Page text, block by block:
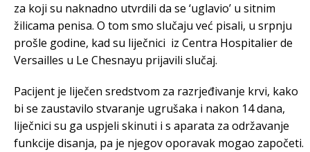
za koji su naknadno utvrdili da se ‘uglavio’ u sitnim
žilicama penisa. O tom smo slučaju već pisali, u srpnju
prošle godine, kad su liječnici iz Centra Hospitalier de
Versailles u Le Chesnayu prijavili slučaj.
Pacijent je liječen sredstvom za razrjeđivanje krvi, kako
bi se zaustavilo stvaranje ugrušaka i nakon 14 dana,
liječnici su ga uspjeli skinuti i s aparata za održavanje
funkcije disanja, pa je njegov oporavak mogao započeti.